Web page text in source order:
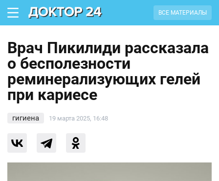
ВСЕ МАТЕРИАЛЫ
Врач Пикилиди рассказала
о бесполезности
реминерализующих гелей
при кариесе
гигиена 19 марта 2025, 16:48